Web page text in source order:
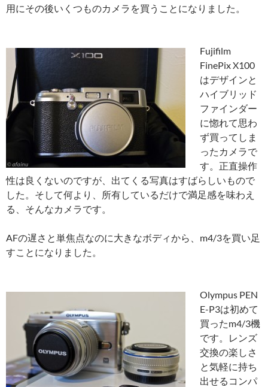
用にその後いくつものカメラを買うことになりました。
Fujifilm
FinePix X100
はデザインと
ハイブリッド
ファインダー
に惚れて思わ
ず買ってしま
ったカメラで
す。正直操作
性は良くないのですが、出てくる写真はすばらしいもので
した。そして何より、所有しているだけで満足感を味わえ
る、そんなカメラです。
AFの遅さと単焦点なのに大きなボディから、m4/3を買い足
すことになりました。
Olympus PEN
E-P3は初めて
買ったm4/3機
です。レンズ
交換の楽しさ
と気軽に持ち
出せるコンパ